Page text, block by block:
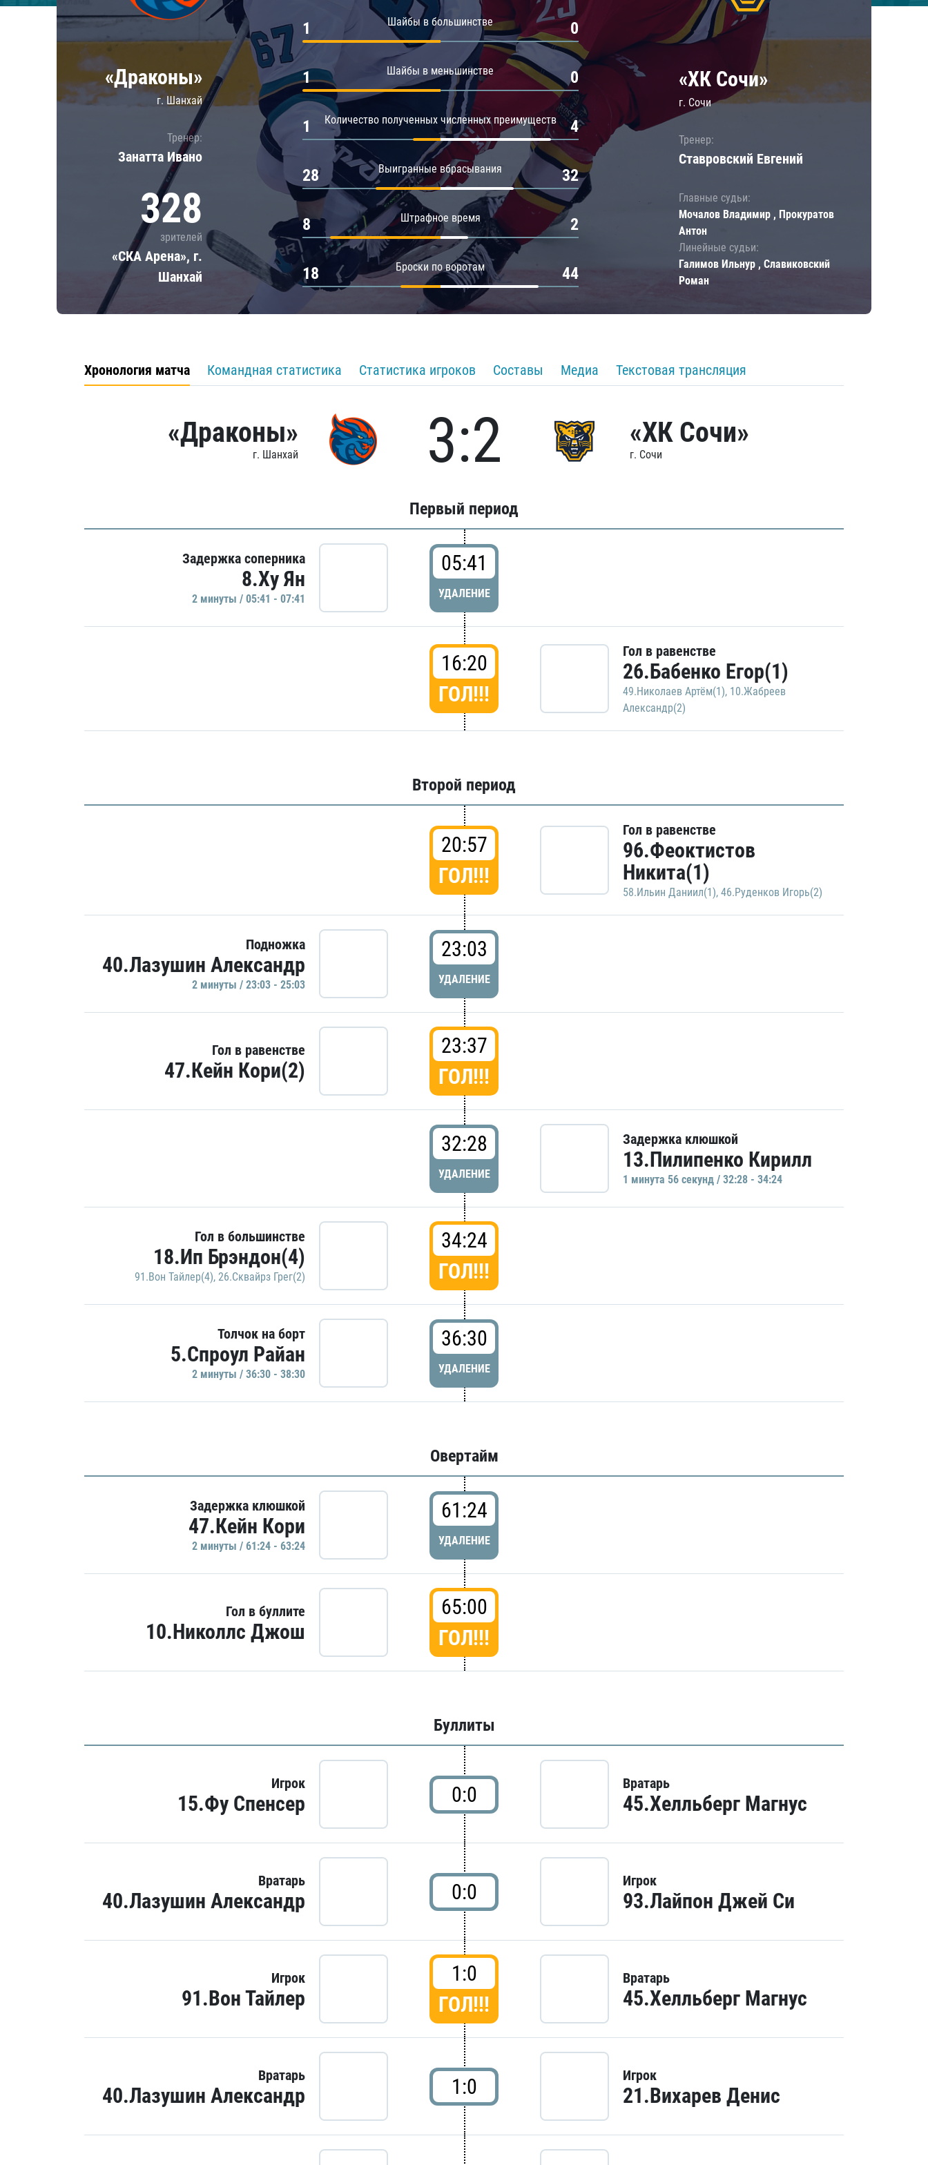
Локомотив
Шанхайские Драконы
Амур
Барыс
Салават Юлаев
«Драконы»
г. Шанхай
Тренер:
Занатта Иванo
328
зрителей
«СКА Арена», г.
Шанхай
Шайбы в большинстве
1 0
Шайбы в меньшинстве
1 0
Количество полученных численных преимуществ
1 4
Выигранные вбрасывания
28 32
Штрафное время
8 2
Броски по воротам
18 44
«ХК Сочи»
г. Сочи
Тренер:
Ставровский Евгений
Главные судьи:
Мочалов Владимир , Прокуратов
Антон
Линейные судьи:
Галимов Ильнур , Славиковский
Роман
Хронология матча Командная статистика Статистика игроков Составы Медиа Текстовая трансляция
«Драконы»
г. Шанхай 3:2 «ХК Сочи»
г. Сочи
Первый период
Задержка соперника
8.Ху Ян
2 минуты / 05:41 - 07:41
05:41
УДАЛЕНИЕ
16:20
ГОЛ!!!
Гол в равенстве
26.Бабенко Егор(1)
49.Николаев Артём(1), 10.Жабреев
Александр(2)
Второй период
20:57
ГОЛ!!!
Гол в равенстве
96.Феоктистов
Никита(1)
58.Ильин Даниил(1), 46.Руденков Игорь(2)
Подножка
40.Лазушин Александр
2 минуты / 23:03 - 25:03
23:03
УДАЛЕНИЕ
Гол в равенстве
47.Кейн Кори(2)
23:37
ГОЛ!!!
32:28
УДАЛЕНИЕ
Задержка клюшкой
13.Пилипенко Кирилл
1 минутa 56 секунд / 32:28 - 34:24
Гол в большинстве
18.Ип Брэндон(4)
91.Вон Тайлер(4), 26.Сквайрз Грег(2)
34:24
ГОЛ!!!
Толчок на борт
5.Спроул Райан
2 минуты / 36:30 - 38:30
36:30
УДАЛЕНИЕ
Овертайм
Задержка клюшкой
47.Кейн Кори
2 минуты / 61:24 - 63:24
61:24
УДАЛЕНИЕ
Гол в буллите
10.Николлс Джош
65:00
ГОЛ!!!
Буллиты
Игрок
15.Фу Спенсер 0:0 Вратарь
45.Хелльберг Магнус
Вратарь
40.Лазушин Александр 0:0 Игрок
93.Лайпон Джей Си
Игрок
91.Вон Тайлер
1:0
ГОЛ!!!
Вратарь
45.Хелльберг Магнус
Вратарь
40.Лазушин Александр 1:0 Игрок
21.Вихарев Денис